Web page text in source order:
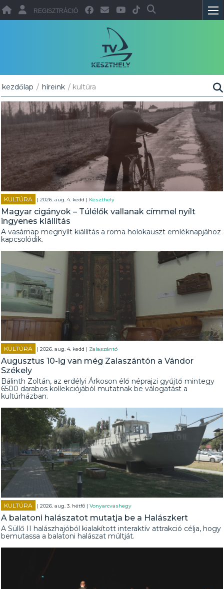
REGISZTRÁCIÓ
kezdőlap / híreink / kultúra
KULTÚRA | 2026. aug. 4. kedd | Keszthely
Magyar cigányok – Túlélők vallanak címmel nyílt
ingyenes kiállítás
A vasárnap megnyílt kiállítás a roma holokauszt emléknapjához
kapcsolódik.
KULTÚRA | 2026. aug. 4. kedd | Zalaszántó
Augusztus 10-ig van még Zalaszántón a Vándor
Székely
Bálinth Zoltán, az erdélyi Árkoson élő néprajzi gyűjtő mintegy
6500 darabos kollekciójából mutatnak be válogatást a
kultúrházban.
KULTÚRA | 2026. aug. 3. hétfő |Vonyarcvashegy
A balatoni halászatot mutatja be a Halászkert
A Süllő II halászhajóból kialakított interaktív attrakció célja, hogy
bemutassa a balatoni halászat múltját.